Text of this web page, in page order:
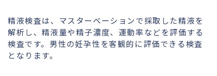
精液検査は、マスターベーションで採取した精液を
解析し、精液量や精子濃度、運動率などを評価する
検査です。男性の妊孕性を客観的に評価できる検査
となります。